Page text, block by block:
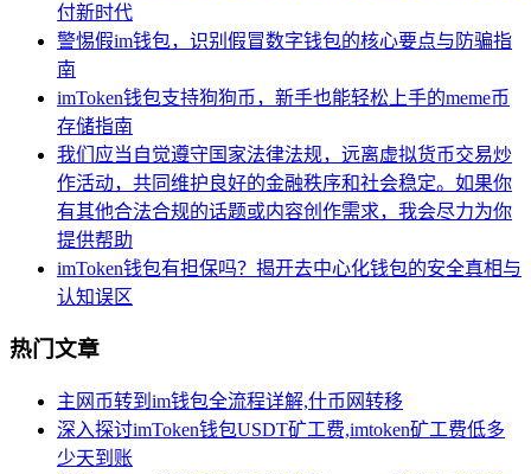
付新时代
警惕假im钱包，识别假冒数字钱包的核心要点与防骗指
南
imToken钱包支持狗狗币，新手也能轻松上手的meme币
存储指南
我们应当自觉遵守国家法律法规，远离虚拟货币交易炒
作活动，共同维护良好的金融秩序和社会稳定。如果你
有其他合法合规的话题或内容创作需求，我会尽力为你
提供帮助
imToken钱包有担保吗？揭开去中心化钱包的安全真相与
认知误区
热门文章
主网币转到im钱包全流程详解,什币网转移
深入探讨imToken钱包USDT矿工费,imtoken矿工费低多
少天到账